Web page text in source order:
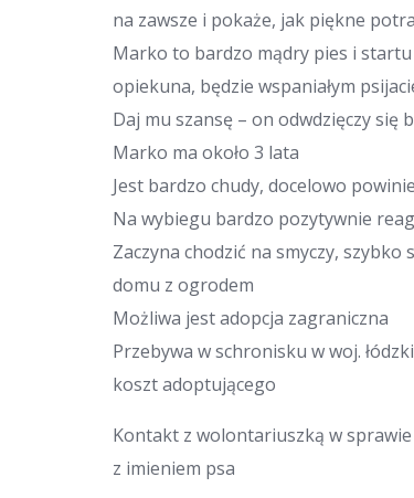
na zawsze i pokaże, jak piękne
Marko to bardzo mądry pies i
opiekuna, będzie wspaniałym
Daj mu szansę – on odwdzięczy się
Marko ma około 3 lata
Jest bardzo chudy, docelowo
Na wybiegu bardzo pozytywnie
Zaczyna chodzić na smyczy,
domu z ogrodem
Możliwa jest adopcja zagraniczna
Przebywa w schronisku w woj.
koszt adoptującego
Kontakt z wolontariuszką w
z imieniem psa